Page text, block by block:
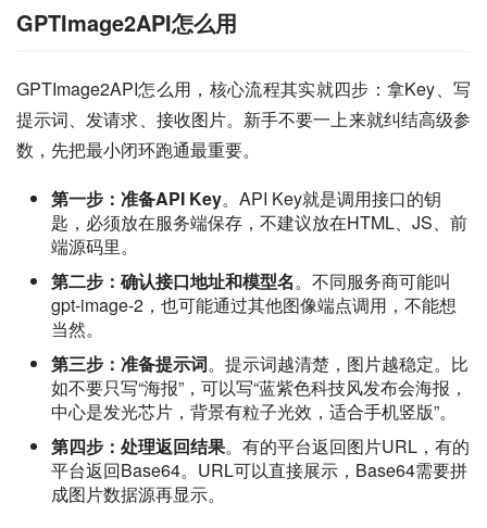
GPTImage2API怎么用
GPTImage2API怎么用，核心流程其实就四步：拿Key、写
提示词、发请求、接收图片。新手不要一上来就纠结高级参
数，先把最小闭环跑通最重要。
第一步：准备API Key。API Key就是调用接口的钥
匙，必须放在服务端保存，不建议放在HTML、JS、前
端源码里。
第二步：确认接口地址和模型名。不同服务商可能叫
gpt-image-2，也可能通过其他图像端点调用，不能想
当然。
第三步：准备提示词。提示词越清楚，图片越稳定。比
如不要只写“海报”，可以写“蓝紫色科技风发布会海报，
中心是发光芯片，背景有粒子光效，适合手机竖版”。
第四步：处理返回结果。有的平台返回图片URL，有的
平台返回Base64。URL可以直接展示，Base64需要拼
成图片数据源再显示。